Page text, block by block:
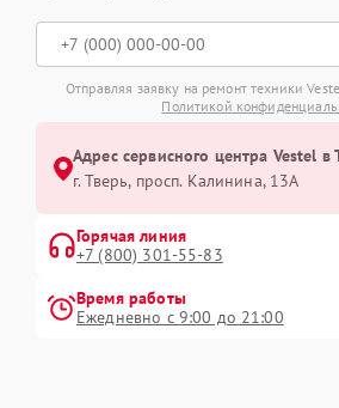
Отправляя заявку на ремонт техники
Политикой
Адрес сервисного центра Vestel в
г. Тверь, просп. Калинина, 13А
Горячая линия
+7 (800) 301-55-83
Время работы
Ежедневно с 9:00 до 21:00